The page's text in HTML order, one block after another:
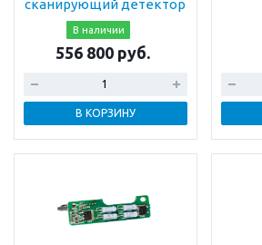
сканирующий детектор
В наличии
556 800 руб.
В КОРЗИНУ